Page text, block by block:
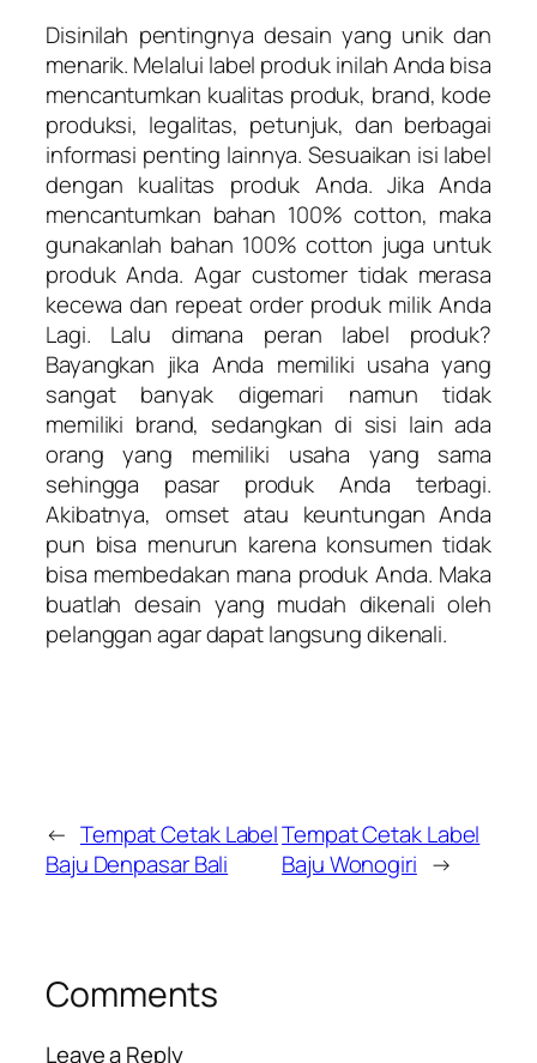
Disinilah pentingnya desain yang unik dan
menarik. Melalui label produk inilah Anda bisa
mencantumkan kualitas produk, brand, kode
produksi, legalitas, petunjuk, dan berbagai
informasi penting lainnya. Sesuaikan isi label
dengan kualitas produk Anda. Jika Anda
mencantumkan bahan 100% cotton, maka
gunakanlah bahan 100% cotton juga untuk
produk Anda. Agar customer tidak merasa
kecewa dan repeat order produk milik Anda
Lagi. Lalu dimana peran label produk?
Bayangkan jika Anda memiliki usaha yang
sangat banyak digemari namun tidak
memiliki brand, sedangkan di sisi lain ada
orang yang memiliki usaha yang sama
sehingga pasar produk Anda terbagi.
Akibatnya, omset atau keuntungan Anda
pun bisa menurun karena konsumen tidak
bisa membedakan mana produk Anda. Maka
buatlah desain yang mudah dikenali oleh
pelanggan agar dapat langsung dikenali.
← Tempat Cetak Label
Baju Denpasar Bali
Tempat Cetak Label
Baju Wonogiri →
Comments
Leave a Reply